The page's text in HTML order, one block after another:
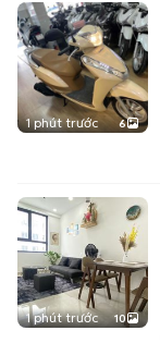
1 phút trước 6
1 phút trước 10